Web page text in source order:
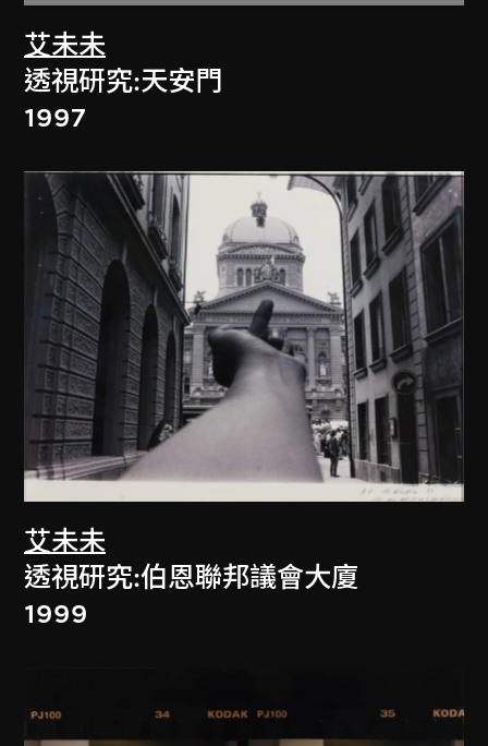
艾未未
透視研究:天安門
1997
艾未未
透視研究:伯恩聯邦議會大廈
1999